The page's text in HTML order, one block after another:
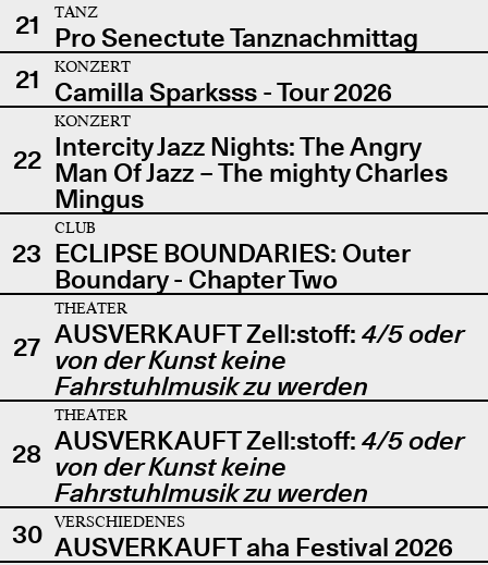
21
TANZ
Pro Senectute Tanznachmittag
21
KONZERT
Camilla Sparksss - Tour 2026
22
KONZERT
Intercity Jazz Nights: The Angry
Man Of Jazz – The mighty Charles
Mingus
23
CLUB
ECLIPSE BOUNDARIES: Outer
Boundary - Chapter Two
27
THEATER
AUSVERKAUFT Zell:stoff: 4/5 oder
von der Kunst keine
Fahrstuhlmusik zu werden
28
THEATER
AUSVERKAUFT Zell:stoff: 4/5 oder
von der Kunst keine
Fahrstuhlmusik zu werden
30
VERSCHIEDENES
AUSVERKAUFT aha Festival 2026